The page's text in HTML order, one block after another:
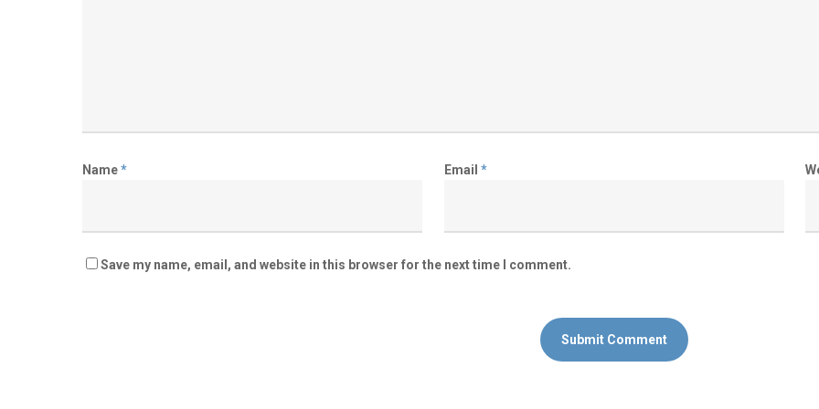
Name* Email *
Save my name, email, and website in this browser for the next time I comment.